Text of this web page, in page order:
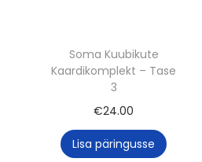
Soma Kuubikute
Kaardikomplekt – Tase
3
€24.00
Lisa päringusse